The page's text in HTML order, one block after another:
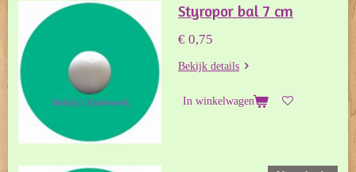
Styropor bal 7 cm
€ 0,75
Bekijk details
In winkelwagen